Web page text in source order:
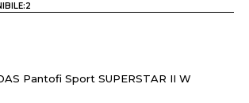
2
Pantofi Sport SUPERSTAR II W